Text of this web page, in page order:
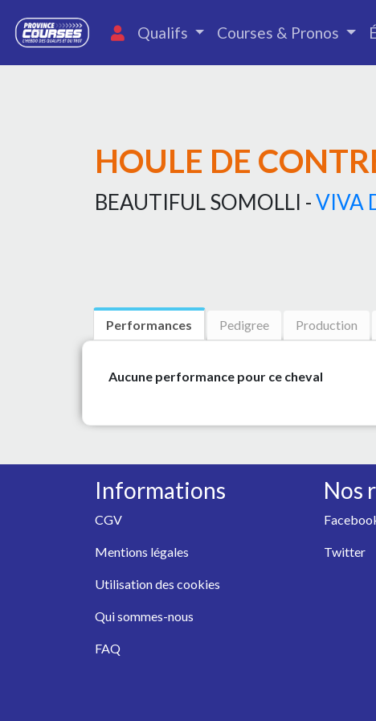
Qualifs Courses & Pronos
HOULE DE
BEAUTIFUL SOMOLLI -VIVA
Performances Pedigree Production
Aucune performance pour ce cheval
Informations
CGV
Mentions légales
Utilisation des cookies
Qui sommes-nous
FAQ
Nos
Twitter